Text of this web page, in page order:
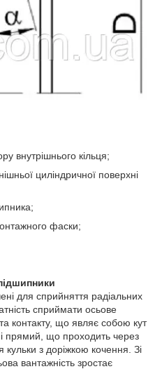
внутрішнього кільця;
циліндричної поверхні
фаски;
для сприйняття радіальних
сприймати осьове
контакту, що являє собою кут
прямий, що проходить через
кульки з доріжкою кочення. Зі
вантажність зростає